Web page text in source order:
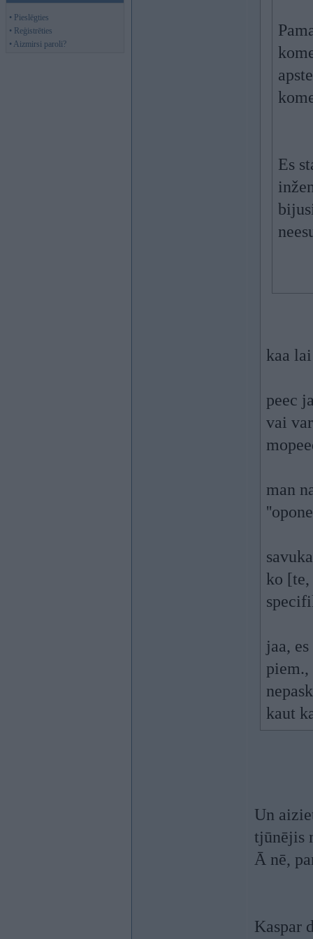
• Pieslēgties
• Reģistrēties
• Aizmirsi paroli?
Es
kaa
peec
vai
man
ko
jaa,
kaut
Un
tjūnējis
Ā nē,
Kaspar